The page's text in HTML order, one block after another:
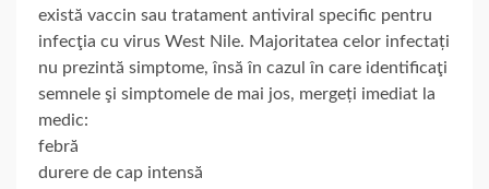
există vaccin sau tratament antiviral specific pentru
infecţia cu virus West Nile. Majoritatea celor infectați
nu prezintă simptome, însă în cazul în care identificaţi
semnele şi simptomele de mai jos, mergeți imediat la
medic:
febră
durere de cap intensă